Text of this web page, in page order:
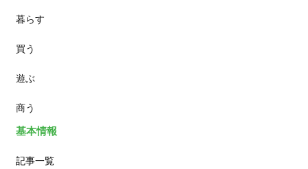
スイーツ
ランチ
カフェ
暮らす
買う
遊ぶ
商う
基本情報
記事一覧